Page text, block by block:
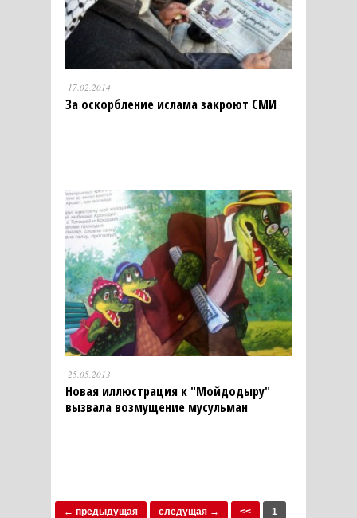
17.02.2014
За оскорбление ислама закроют СМИ
25.05.2013
Новая иллюстрация к "Мойдодыру"
вызвала возмущение мусульман
← предыдущая следущая → <<
1